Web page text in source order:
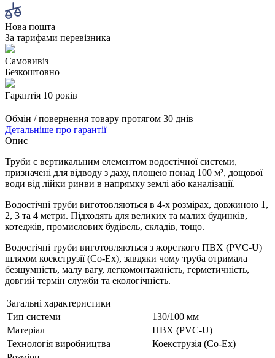
Нова пошта
За тарифами перевізника
Самовивіз
Безкоштовно
Гарантія 10 років
Обмін / повернення товару протягом 30 днів
Детальніше про гарантії
Опис
Труби є вертикальним елементом водостічної системи,
призначені для відводу з даху, площею понад 100 м², дощової
води від лійки ринви в напрямку землі або каналізації.
Водостічні труби виготовляються в 4-х розмірах, довжиною 1,
2, 3 та 4 метри. Підходять для великих та малих будинків,
котеджів, промислових будівель, складів, тощо.
Водостічні труби виготовляються з жорсткого ПВХ (PVC-U)
шляхом коекструзії (Co-Ex), завдяки чому труба отримала
безшумність, малу вагу, легкомонтажність, герметичність,
довгий термін служби та екологічність.
Загальні характеристики
Тип системи
130/100 мм
Матеріал
ПВХ (PVC-U)
Технологія виробництва
Коекструзія (Co-Ex)